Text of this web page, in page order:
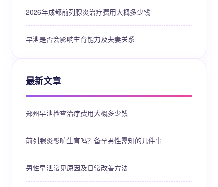
2026年成都前列腺炎治疗费用大概多少钱
早泄是否会影响生育能力及夫妻关系
最新文章
郑州早泄检查治疗费用大概多少钱
前列腺炎影响生育吗？备孕男性需知的几件事
男性早泄常见原因及日常改善方法